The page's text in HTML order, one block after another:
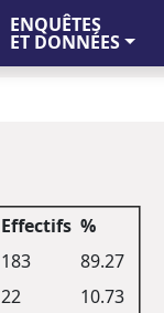
ENQUÊTES
ET DONNÉES
Effectifs %
183
89.27
22
10.73